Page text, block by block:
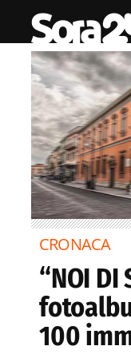
CRONACA
“NOI DI
100